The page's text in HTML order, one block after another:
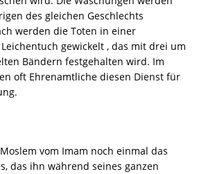
des gleichen Geschlechts
werden die Toten in einer
gewickelt , das mit drei um
Bändern festgehalten wird. Im
oft Ehrenamtliche diesen Dienst für
vom Imam noch einmal das
das ihn während seines ganzen